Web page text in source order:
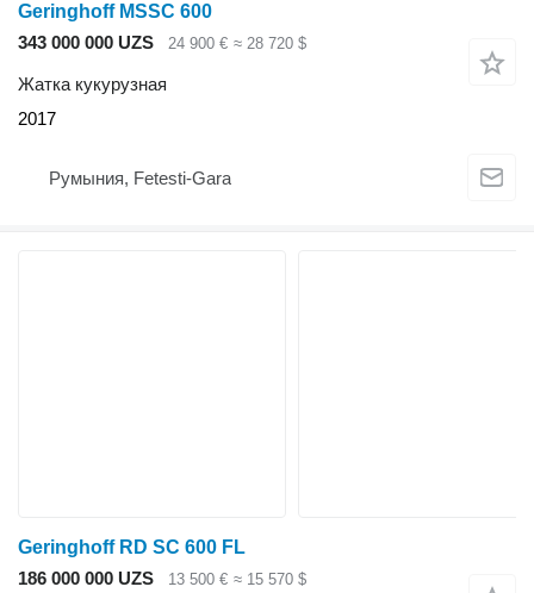
Geringhoff MSSC 600
343 000 000 UZS
24 900 € ≈ 28 720 $
Жатка кукурузная
2017
Румыния, Fetesti-Gara
Geringhoff RD SC 600 FL
186 000 000 UZS
13 500 € ≈ 15 570 $